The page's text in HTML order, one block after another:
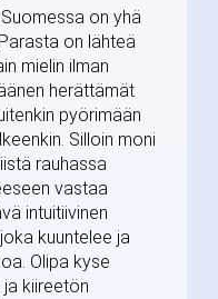
on yhä
on lähteä
mielin ilman
herättämät
pyörimään
Silloin moni
rauhassa
vastaa
intuitiivinen
kuuntelee ja
Olipa kyse
kiireetön